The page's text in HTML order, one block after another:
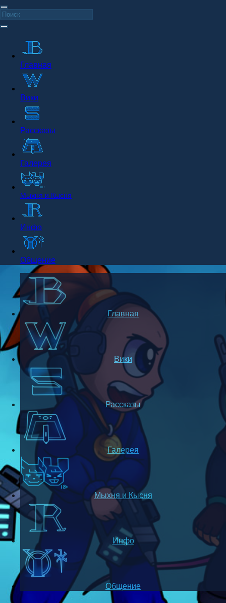
Главная
Вики
Рассказы
Галерея
Мыхня и Кысня
Инфо
Общение
Главная
Вики
Рассказы
Галерея
Мыхня и Кысня
Инфо
Общение